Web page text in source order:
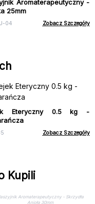
Aromaterapeutyczny -
25mm
04 Zobacz Szczegóły
Eteryczny 0.5 kg -
Zobacz Szczegóły
Kupili